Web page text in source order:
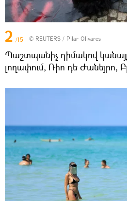
2 /15 © REUTERS / Pilar Olivares
Պաշտպանիչ դիմակով
լողափում, Ռիո դե Ժանեյրո,